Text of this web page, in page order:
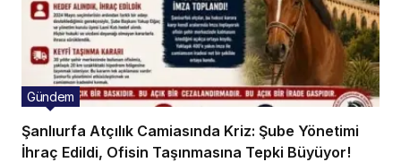
Şanlıurfa Atçılık Camiasında Kriz: Şube Yönetimi
İhraç Edildi, Ofisin Taşınmasına Tepki Büyüyor!
Gündem